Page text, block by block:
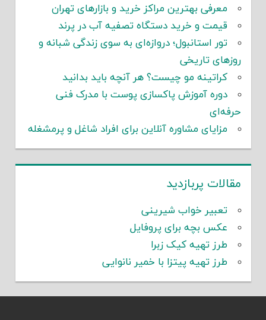
معرفی بهترین مراکز خرید و بازارهای تهران
قیمت و خرید دستگاه تصفیه آب در پرند
تور استانبول؛ دروازه‌ای به سوی زندگی شبانه و
روزهای تاریخی
کراتینه مو چیست؟ هر آنچه باید بدانید
دوره آموزش پاکسازی پوست با مدرک فنی
حرفه‌ای
مزایای مشاوره آنلاین برای افراد شاغل و پرمشغله
مقالات پربازدید
تعبیر خواب شیرینی
عکس بچه برای پروفایل
طرز تهیه کیک زبرا
طرز تهیه پیتزا با خمیر نانوایی